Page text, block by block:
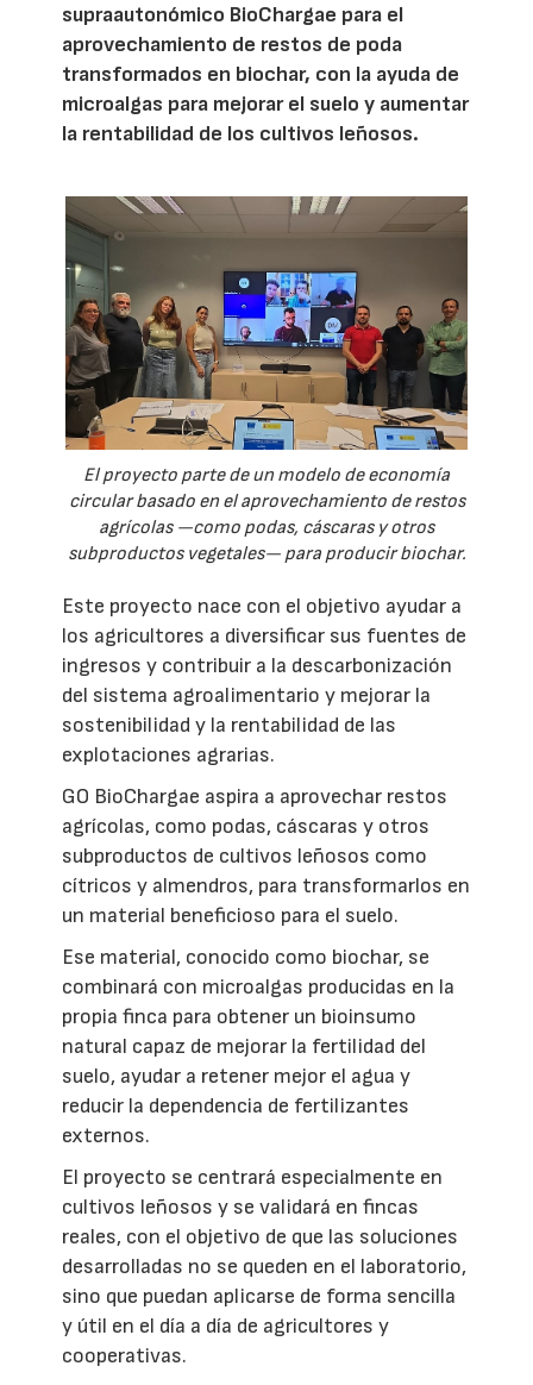
supraautonómico BioChargae para el
aprovechamiento de restos de poda
transformados en biochar, con la ayuda de
microalgas para mejorar el suelo y aumentar
la rentabilidad de los cultivos leñosos.
El proyecto parte de un modelo de economía
circular basado en el aprovechamiento de restos
agrícolas —como podas, cáscaras y otros
subproductos vegetales— para producir biochar.
Este proyecto nace con el objetivo ayudar a
los agricultores a diversificar sus fuentes de
ingresos y contribuir a la descarbonización
del sistema agroalimentario y mejorar la
sostenibilidad y la rentabilidad de las
explotaciones agrarias.
GO BioChargae aspira a aprovechar restos
agrícolas, como podas, cáscaras y otros
subproductos de cultivos leñosos como
cítricos y almendros, para transformarlos en
un material beneficioso para el suelo.
Ese material, conocido como biochar, se
combinará con microalgas producidas en la
propia finca para obtener un bioinsumo
natural capaz de mejorar la fertilidad del
suelo, ayudar a retener mejor el agua y
reducir la dependencia de fertilizantes
externos.
El proyecto se centrará especialmente en
cultivos leñosos y se validará en fincas
reales, con el objetivo de que las soluciones
desarrolladas no se queden en el laboratorio,
sino que puedan aplicarse de forma sencilla
y útil en el día a día de agricultores y
cooperativas.